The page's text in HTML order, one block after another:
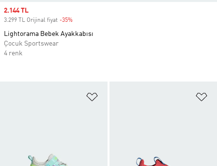
Sale price
2.144 TL
3.299 TL Orijinal fiyat -35%
Lightorama Bebek Ayakkabısı
Çocuk Sportswear
4 renk